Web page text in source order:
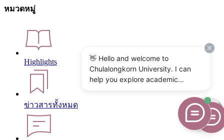
หมวดหมู่
Highlights
ข่าวสารทั้งหมด
👋 Hello and welcome to
Chulalongkorn University. I can
help you explore academic